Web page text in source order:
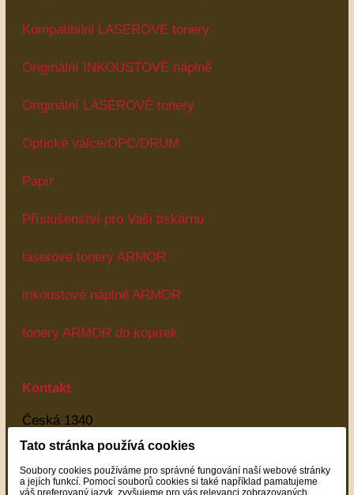
Kompatibilni LASEROVÉ tonery
Originální INKOUSTOVÉ náplně
Originální LASEROVÉ tonery
Optické válce/OPC/DRUM
Papír
Příslušenství pro Vaši tiskárnu
laserove tonery ARMOR
inkoustové náplně ARMOR
tonery ARMOR do kopírek
Kontakt
Česká 1340
Most
Most
Tato stránka používá cookies
Soubory cookies používáme pro správné fungování naší webové stránky
a jejích funkcí. Pomocí souborů cookies si také například pamatujeme
váš preferovaný jazyk, zvyšujeme pro vás relevanci zobrazovaných